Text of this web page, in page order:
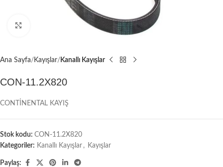
Büyütmek için tıklayın
Ana Sayfa Kayışlar Kanallı Kayışlar
CON-11.2X820
CONTİNENTAL KAYIŞ
Stok kodu: CON-11.2X820
Kategoriler: Kanallı Kayışlar , Kayışlar
Paylaş: